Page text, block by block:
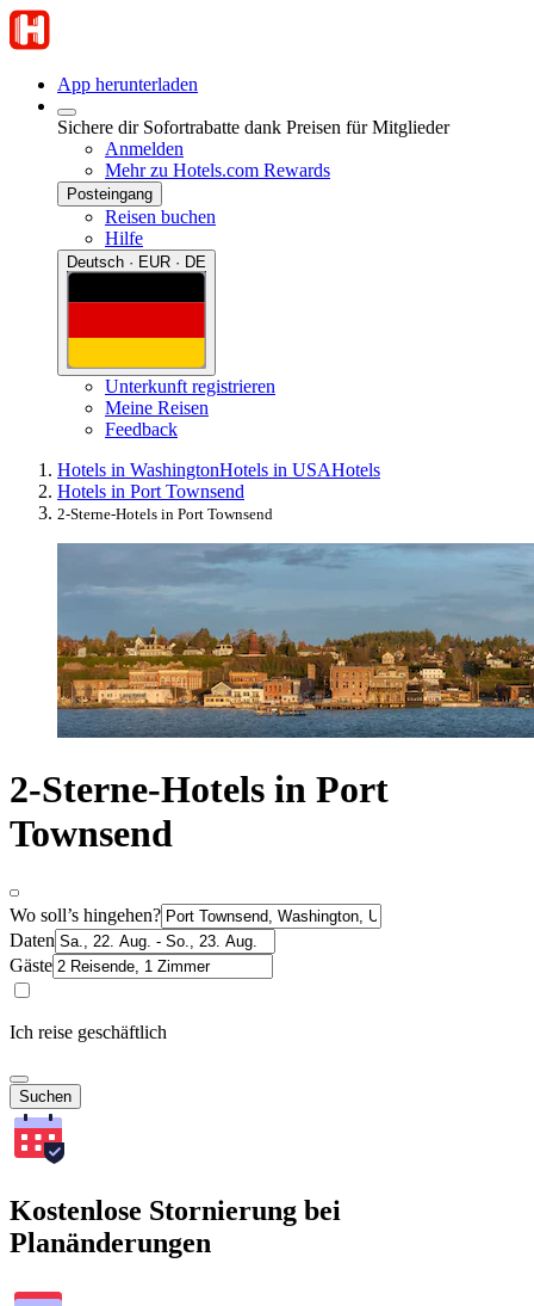
App herunterladen
Sichere dir Sofortrabatte dank Preisen für Mitglieder
Anmelden
Mehr zu Hotels.com Rewards
Posteingang
Reisen buchen
Hilfe
Deutsch · EUR · DE
Unterkunft registrieren
Meine Reisen
Feedback
Hotels in WashingtonHotels in USAHotels
Hotels in Port Townsend
2-Sterne-Hotels in Port Townsend
2-Sterne-Hotels in Port
Townsend
Wo soll’s hingehen?
Daten
Gäste
Ich reise geschäftlich
Suchen
Kostenlose Stornierung bei
Planänderungen